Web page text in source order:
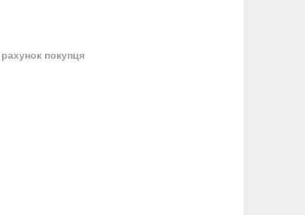
рахунок покупця